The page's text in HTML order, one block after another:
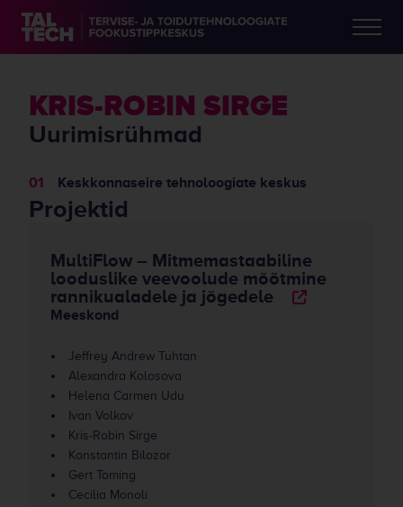
KRIS-ROBIN SIRGE
Uurimisrühmad
Keskkonnaseire tehnoloogiate keskus
Projektid
MultiFlow – Mitmemastaabiline
looduslike veevoolude mõõtmine
rannikualadele ja jõgedele
Meeskond
Jeffrey Andrew Tuhtan
Alexandra Kolosova
Helena Carmen Udu
Ivan Volkov
Kris-Robin Sirge
Konstantin Bilozor
Gert Toming
Cecilia Monoli